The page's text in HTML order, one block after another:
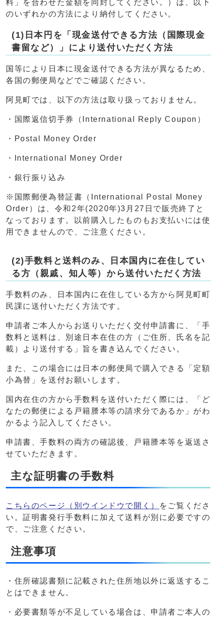
料」を合わせた金額を同封してください。）は、以下
のいずれかの方法により納付してください。
(1)日本円を「現金送付できる方法（国際現金
書留など）」により送付いただく方法
国等により日本に現金送付できる方法が異なるため、
各国の郵便局などでご確認ください。
阿見町では、以下の方法は取り扱っておりません。
・国際返信切手券（International Reply Coupon）
・Postal Money Order
・International Money Order
・銀行振り込み
※国際郵便為替証書（International Postal Money
Order）は、令和2年(2020年)3月27日で販売終了と
なっております。以前購入したものもお支払いには使
用できませんので、ご注意ください。
(2)手数料と送料のみ、日本国内に在住してい
る方（親戚、知人等）から送付いただく方法
手数料のみ、日本国内に在住している方から阿見町町
民課に送付いただく方法です。
申請者ご本人からお送りいただく交付申請書に、「手
数料と送料は、別途日本在住の方（ご住所、氏名を記
載）より送付する」旨を書き込んでください。
また、この場合には日本の郵便局で購入できる「定額
小為替」を送付お願いします。
国内在住の方から手数料を送付いただく際には、「ど
なたの郵便による戸籍謄本等の請求分であるか」がわ
かるよう記入してください。
申請書、手数料の両方の確認後、戸籍謄本等を返送さ
せていただきます。
主な証明書の手数料
こちらのページ （別ウインドウで開く）
をご覧くださ
い。証明書発行手数料に加えて送料が別に必要ですの
で、ご注意ください。
注意事項
・住所確認書類に記載された住所地以外に返送するこ
とはできません。
・必要書類等が不足している場合は、申請者ご本人の